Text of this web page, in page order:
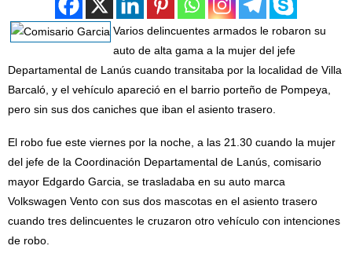
Varios delincuentes armados le robaron su
auto de alta gama a la mujer del jefe
Departamental de Lanús cuando transitaba por la localidad de Villa
Barcaló, y el vehículo apareció en el barrio porteño de Pompeya,
pero sin sus dos caniches que iban el asiento trasero.
El robo fue este viernes por la noche, a las 21.30 cuando la mujer
del jefe de la Coordinación Departamental de Lanús, comisario
mayor Edgardo Garcia, se trasladaba en su auto marca
Volkswagen Vento con sus dos mascotas en el asiento trasero
cuando tres delincuentes le cruzaron otro vehículo con intenciones
de robo.